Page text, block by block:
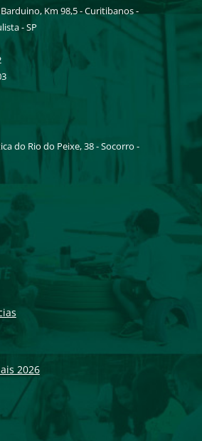
Km 98,5 - Curitibanos -
- SP
do Rio do Peixe, 38 - Socorro -
2026